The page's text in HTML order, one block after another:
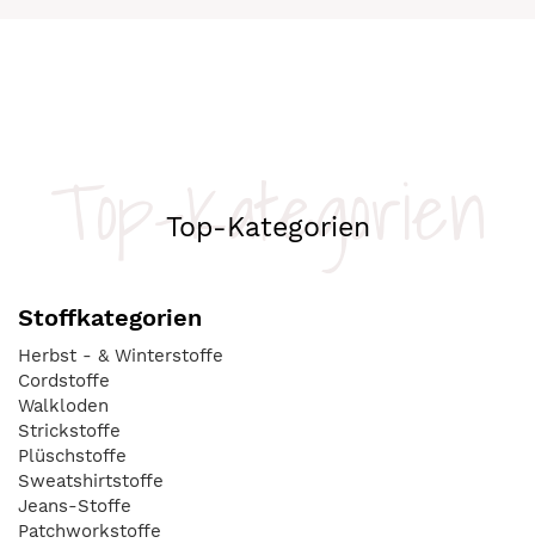
Top-Kategorien
Top-Kategorien
Stoffkategorien
Herbst - & Winterstoffe
Cordstoffe
Walkloden
Strickstoffe
Plüschstoffe
Sweatshirtstoffe
Jeans-Stoffe
Patchworkstoffe